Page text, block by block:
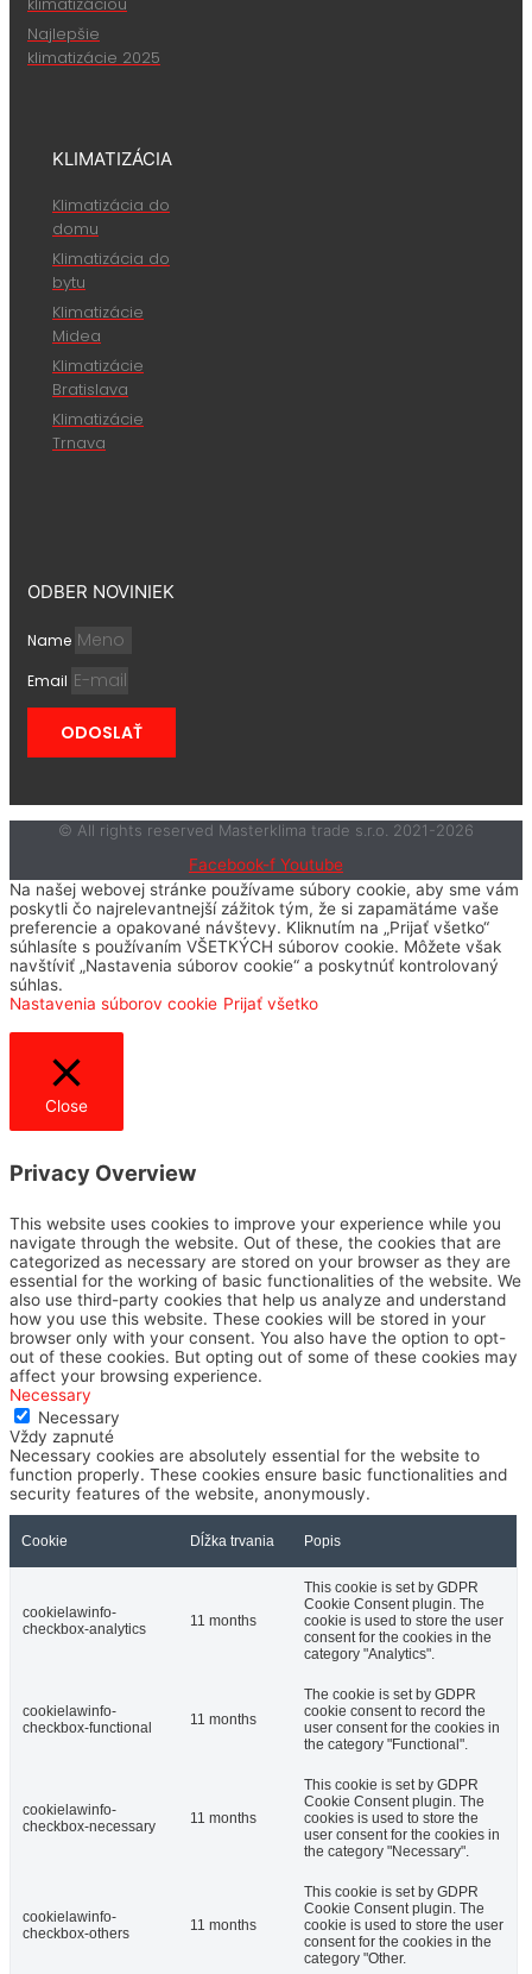
Najlepšie
klimatizácie 2025
KLIMATIZÁCIA
Klimatizácia do
domu
Klimatizácia do
bytu
Klimatizácie
Midea
Klimatizácie
Bratislava
Klimatizácie
Trnava
ODBER NOVINIEK
Name
Email
ODOSLAŤ
© All rights reserved Masterklima trade s.r.o. 2021-2026
Facebook-f Youtube
Na našej webovej stránke používame súbory cookie, aby sme vám
poskytli čo najrelevantnejší zážitok tým, že si zapamätáme vaše
preferencie a opakované návštevy. Kliknutím na „Prijať všetko“
súhlasíte s používaním VŠETKÝCH súborov cookie. Môžete však
navštíviť „Nastavenia súborov cookie“ a poskytnúť kontrolovaný
súhlas.
Nastavenia súborov cookie Prijať všetko
Close
Privacy Overview
This website uses cookies to improve your experience while you
navigate through the website. Out of these, the cookies that are
categorized as necessary are stored on your browser as they are
essential for the working of basic functionalities of the website. We
also use third-party cookies that help us analyze and understand
how you use this website. These cookies will be stored in your
browser only with your consent. You also have the option to opt-
out of these cookies. But opting out of some of these cookies may
affect your browsing experience.
Necessary
Necessary
Vždy zapnuté
Necessary cookies are absolutely essential for the website to
function properly. These cookies ensure basic functionalities and
security features of the website, anonymously.
Cookie Dĺžka trvania Popis
cookielawinfo-
checkbox-analytics
11 months
This cookie is set by GDPR
Cookie Consent plugin. The
cookie is used to store the user
consent for the cookies in the
category "Analytics".
cookielawinfo-
checkbox-functional
11 months
The cookie is set by GDPR
cookie consent to record the
user consent for the cookies in
the category "Functional".
cookielawinfo-
checkbox-necessary
11 months
This cookie is set by GDPR
Cookie Consent plugin. The
cookies is used to store the
user consent for the cookies in
the category "Necessary".
cookielawinfo-
checkbox-others
11 months
This cookie is set by GDPR
Cookie Consent plugin. The
cookie is used to store the user
consent for the cookies in the
category "Other.